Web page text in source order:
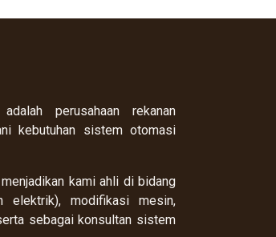
perusahaan rekanan
kebutuhan sistem otomasi
kami ahli di bidang
elektrik), modifikasi mesin,
sebagai konsultan sistem